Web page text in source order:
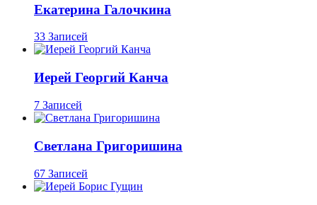
Екатерина Галочкина
33 Записей
Иерей Георгий Канча
7 Записей
Светлана Григоришина
67 Записей